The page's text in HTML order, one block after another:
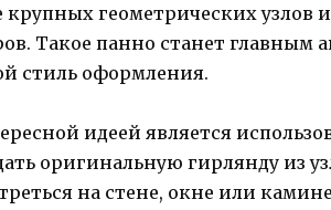
крупных геометрических узлов
Такое панно станет главным
стиль оформления.
идеей является
оригинальную гирлянду из
на стене, окне или